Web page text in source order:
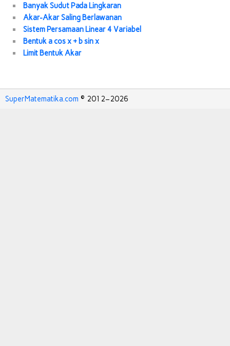
Banyak Sudut Pada Lingkaran
Akar-Akar Saling Berlawanan
Sistem Persamaan Linear 4 Variabel
Bentuk a cos x + b sin x
Limit Bentuk Akar
SuperMatematika.com © 2012–2026